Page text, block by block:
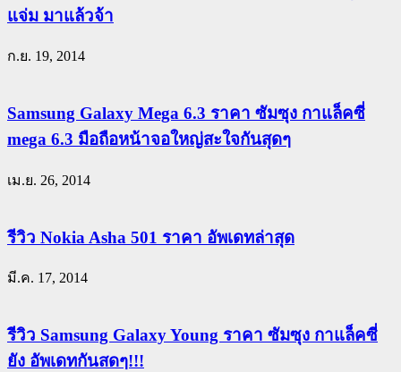
แจ่ม มาแล้วจ้า
ก.ย. 19, 2014
Samsung Galaxy Mega 6.3 ราคา ซัมซุง กาแล็คซี่
mega 6.3 มือถือหน้าจอใหญ่สะใจกันสุดๆ
เม.ย. 26, 2014
รีวิว Nokia Asha 501 ราคา อัพเดทล่าสุด
มี.ค. 17, 2014
รีวิว Samsung Galaxy Young ราคา ซัมซุง กาแล็คซี่
ยัง อัพเดทกันสดๆ!!!